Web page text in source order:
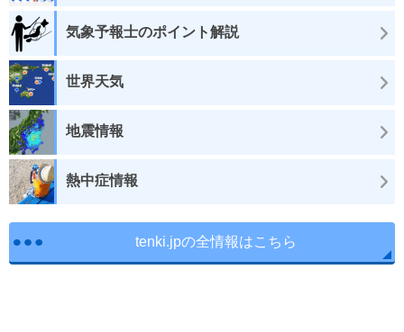
気象予報士のポイント解説
世界天気
地震情報
熱中症情報
tenki.jpの全情報はこちら